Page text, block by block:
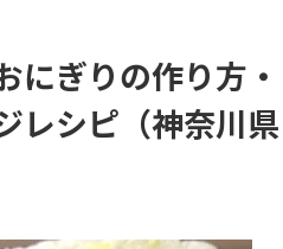
にぎりの作り方・
レシピ（神奈川県